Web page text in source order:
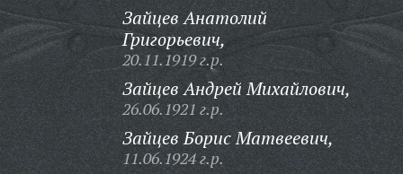
Зайцев Анатолий
Григорьевич,
20.11.1919 г.р.
Зайцев Андрей Михайлович,
26.06.1921 г.р.
Зайцев Борис Матвеевич,
11.06.1924 г.р.